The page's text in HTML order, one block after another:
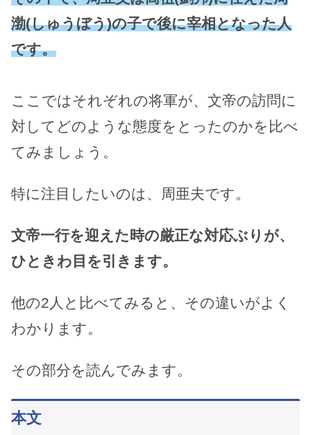
渤(しゅうぼう)の子で後に宰相となった人
です。
ここではそれぞれの将軍が、文帝の訪問に
対してどのような態度をとったのかを比べ
てみましょう。
特に注目したいのは、周亜夫です。
文帝一行を迎えた時の厳正な対応ぶりが、
ひときわ目を引きます。
他の2人と比べてみると、その違いがよく
わかります。
その部分を読んでみます。
本文